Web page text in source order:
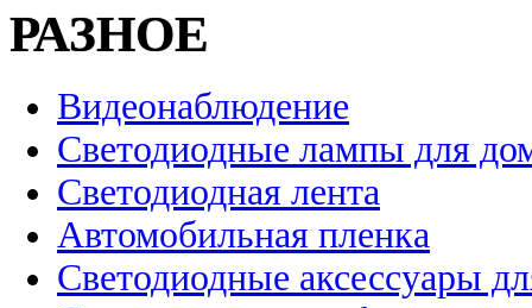
РАЗНОЕ
Видеонаблюдение
Светодиодные лампы для
Светодиодная лента
Автомобильная пленка
Светодиодные аксессуары